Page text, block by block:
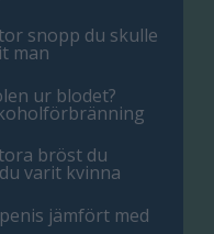
snopp du skulle
man
ur blodet?
bröst du
varit kvinna
jämfört med